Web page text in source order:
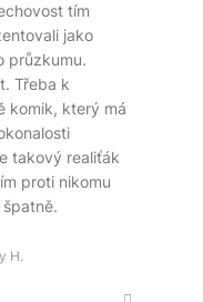
tím
jako
průzkumu.
Třeba k
komik, který má
takový realiťák
proti nikomu
H.